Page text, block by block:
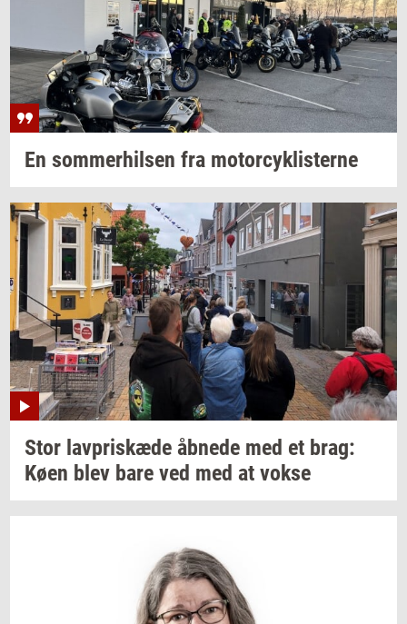
En som­mer­hil­sen fra mo­tor­cyk­li­ster­ne
Stor lav­priskæ­de åb­ne­de med et brag:
Køen blev bare ved med at vokse